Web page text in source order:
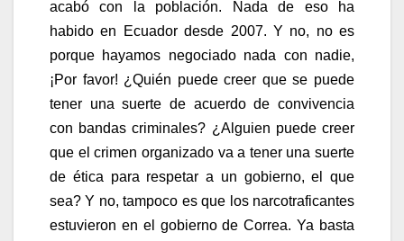
acabó con la población. Nada de eso ha
habido en Ecuador desde 2007. Y no, no es
porque hayamos negociado nada con nadie,
¡Por favor! ¿Quién puede creer que se puede
tener una suerte de acuerdo de convivencia
con bandas criminales? ¿Alguien puede creer
que el crimen organizado va a tener una suerte
de ética para respetar a un gobierno, el que
sea? Y no, tampoco es que los narcotraficantes
estuvieron en el gobierno de Correa. Ya basta